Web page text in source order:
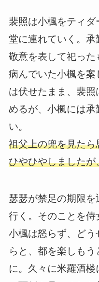
裴照は小楓をティ
堂に連れていく。承
敬意を表して祀っ
病んでいた小楓を案
は伏せたまま、裴
めるが、小楓には
い。
祖父上の兜を見た
ひやひやしました
瑟瑟が禁足の期限
行く。そのことを侍
小楓は怒らず、ど
らと、都を楽しも
に。久々に米羅酒